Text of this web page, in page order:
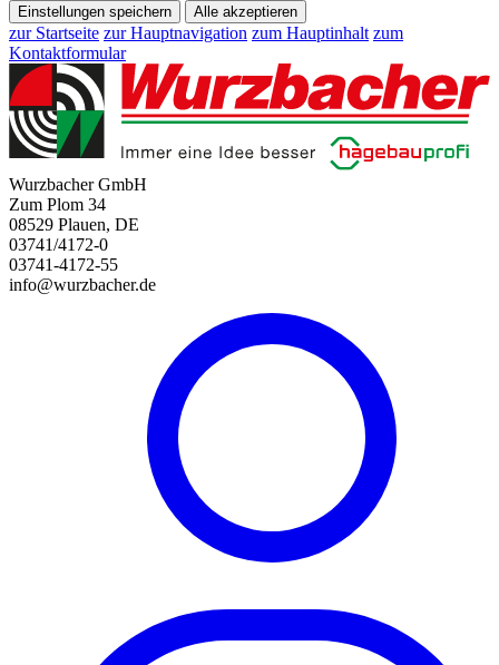
Einstellungen speichern Alle akzeptieren
zur Startseite zur Hauptnavigation zum Hauptinhalt zum
Kontaktformular
Wurzbacher GmbH
Zum Plom 34
08529 Plauen, DE
03741/4172-0
03741-4172-55
info@wurzbacher.de